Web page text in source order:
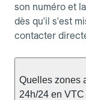
son numéro et
dès qu'il s'est
contacter
Quelles zones
24h/24 en VTC